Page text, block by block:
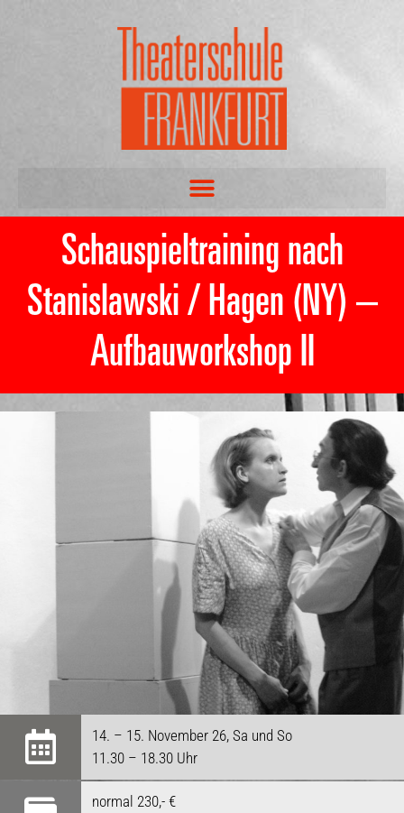
Schauspieltraining nach
Stanislawski / Hagen (NY) –
Aufbauworkshop II
14. – 15. November 26, Sa und So
11.30 – 18.30 Uhr
normal 230,- €